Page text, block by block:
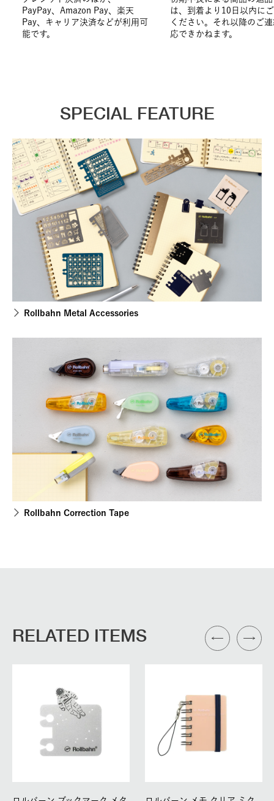
PayPay、Amazon Pay、楽天
Pay、キャリア決済などが利用可
能です。
は、到着より10日以内に
ください。それ以降のご
応できかねます。
SPECIAL FEATURE
Rollbahn Metal Accessories
Rollbahn Correction Tape
RELATED ITEMS